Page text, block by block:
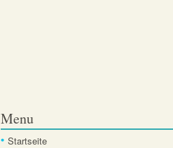
Menu
Startseite